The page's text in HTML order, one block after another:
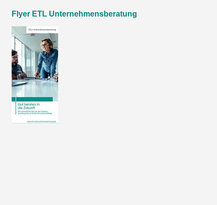
Flyer ETL Unternehmensberatung